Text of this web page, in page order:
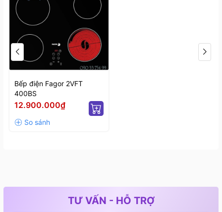
Bếp điện Fagor 2VFT
400BS
12.900.000₫
TƯ VẤN - HỖ TRỢ